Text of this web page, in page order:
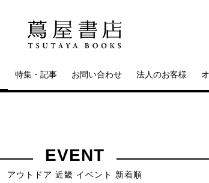
特集・記事 お問い合わせ 法人のお客様
EVENT
アウトドア 近畿 イベント 新着順